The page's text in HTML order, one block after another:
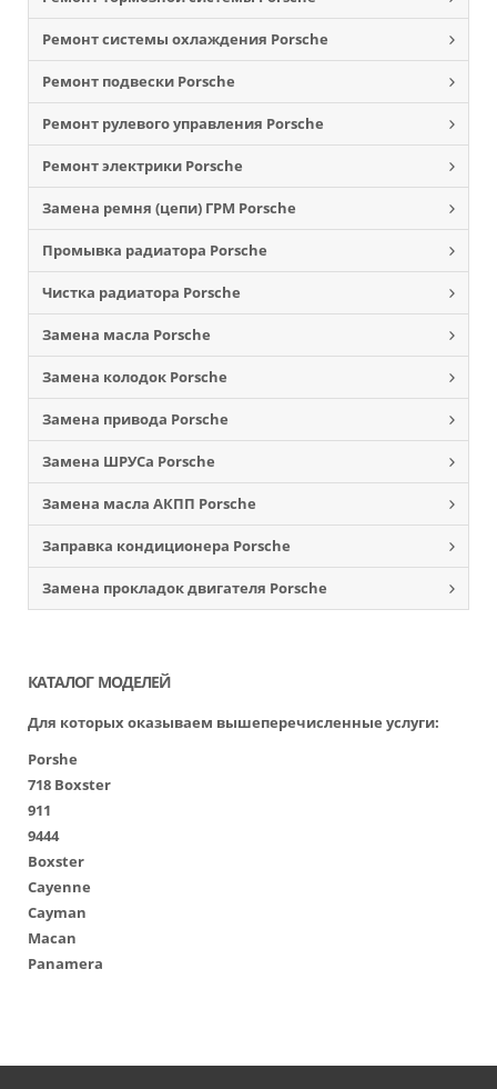
Ремонт системы охлаждения Porsche
Ремонт подвески Porsche
Ремонт рулевого управления Porsche
Ремонт электрики Porsche
Замена ремня (цепи) ГРМ Porsche
Промывка радиатора Porsche
Чистка радиатора Porsche
Замена масла Porsche
Замена колодок Porsche
Замена привода Porsche
Замена ШРУСа Porsche
Замена масла АКПП Porsche
Заправка кондиционера Porsche
Замена прокладок двигателя Porsche
КАТАЛОГ МОДЕЛЕЙ
Для которых оказываем вышеперечисленные услуги:
Porshe
718 Boxster
911
9444
Boxster
Cayenne
Cayman
Macan
Panamera